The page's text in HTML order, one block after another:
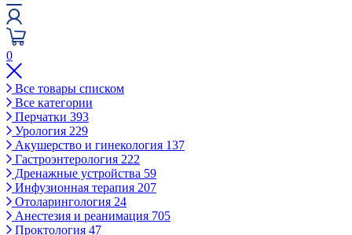
0
Все товары списком
Все категории
Перчатки 393
Урология 229
Акушерство и гинекология 137
Гастроэнтерология 222
Дренажные устройства 59
Инфузионная терапия 207
Отоларингология 24
Анестезия и реанимация 705
Проктология 47